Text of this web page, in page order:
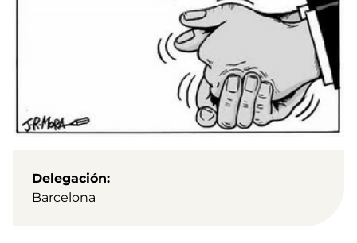
Delegación
Barcelona